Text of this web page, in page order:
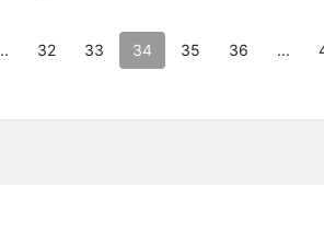
32 33 34 35 36 ...